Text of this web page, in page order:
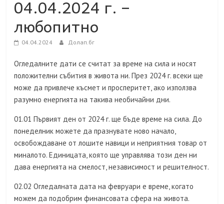
04.04.2024 г. –
любопитно
04.04.2024 Долап.бг
Огледалните дати се считат за време на сила и носят
положителни събития в живота ни. През 2024 г. всеки ще
може да привлече късмет и просперитет, ако използва
разумно енергията на такива необичайни дни.
01.01 Първият ден от 2024 г. ще бъде време на сила. До
понеделник можете да празнувате ново начало,
освобождаване от лошите навици и неприятния товар от
миналото. Единицата, която ще управлява този ден ни
дава енергията на смелост, независимост и решителност.
02.02 Огледалната дата на февруари е време, когато
можем да подобрим финансовата сфера на живота.